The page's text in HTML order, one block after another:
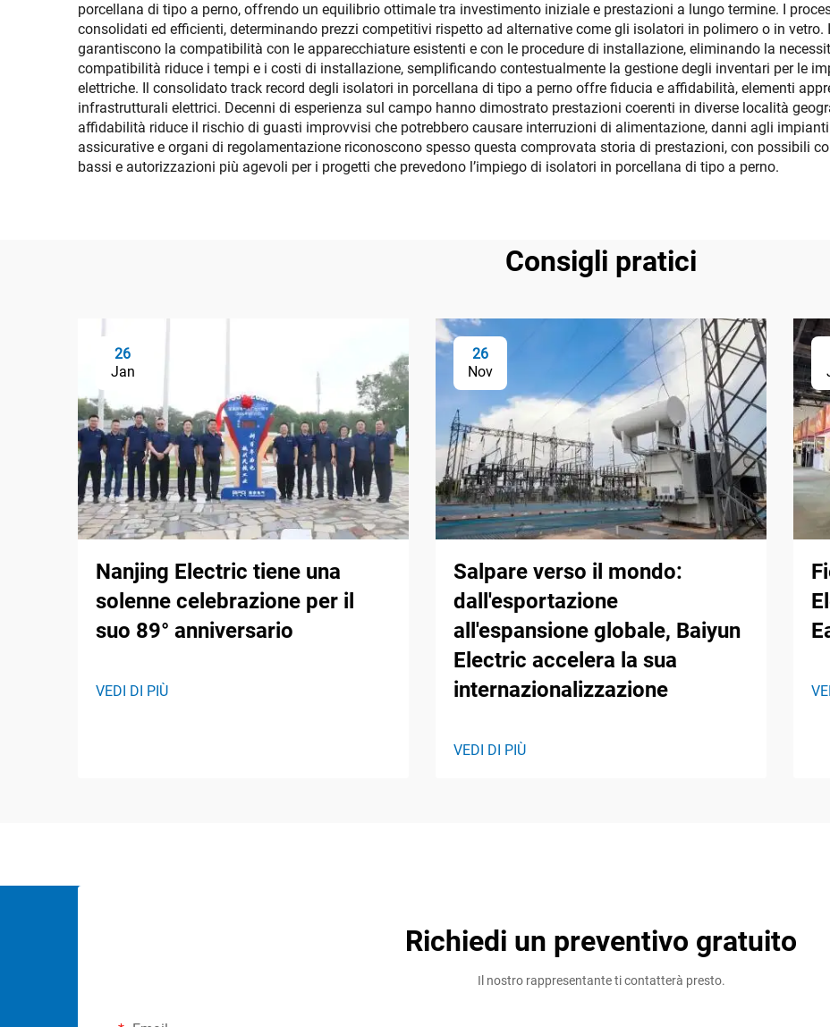
porcellana di tipo a perno, offrendo un equilibrio ottimale tra investimento iniziale e prestazioni a lungo termine. I
consolidati ed efficienti, determinando prezzi competitivi rispetto ad alternative come gli isolatori in polimero o in
garantiscono la compatibilità con le apparecchiature esistenti e con le procedure di installazione, eliminando la
compatibilità riduce i tempi e i costi di installazione, semplificando contestualmente la gestione degli inventari per le
elettriche. Il consolidato track record degli isolatori in porcellana di tipo a perno offre fiducia e affidabilità, elementi
infrastrutturali elettrici. Decenni di esperienza sul campo hanno dimostrato prestazioni coerenti in diverse località
affidabilità riduce il rischio di guasti improvvisi che potrebbero causare interruzioni di alimentazione, danni agli
assicurative e organi di regolamentazione riconoscono spesso questa comprovata storia di prestazioni, con possibili
bassi e autorizzazioni più agevoli per i progetti che prevedono l’impiego di isolatori in porcellana di tipo a perno.
Consigli pratici
26
Jan
Nanjing Electric tiene una
solenne celebrazione per il
suo 89° anniversario
VEDI DI PIÙ
26
Nov
Salpare verso il mondo:
dall'esportazione
all'espansione globale, Baiyun
Electric accelera la sua
internazionalizzazione
VEDI DI PIÙ
Richiedi un preventivo gratuito
Il nostro rappresentante ti contatterà presto.